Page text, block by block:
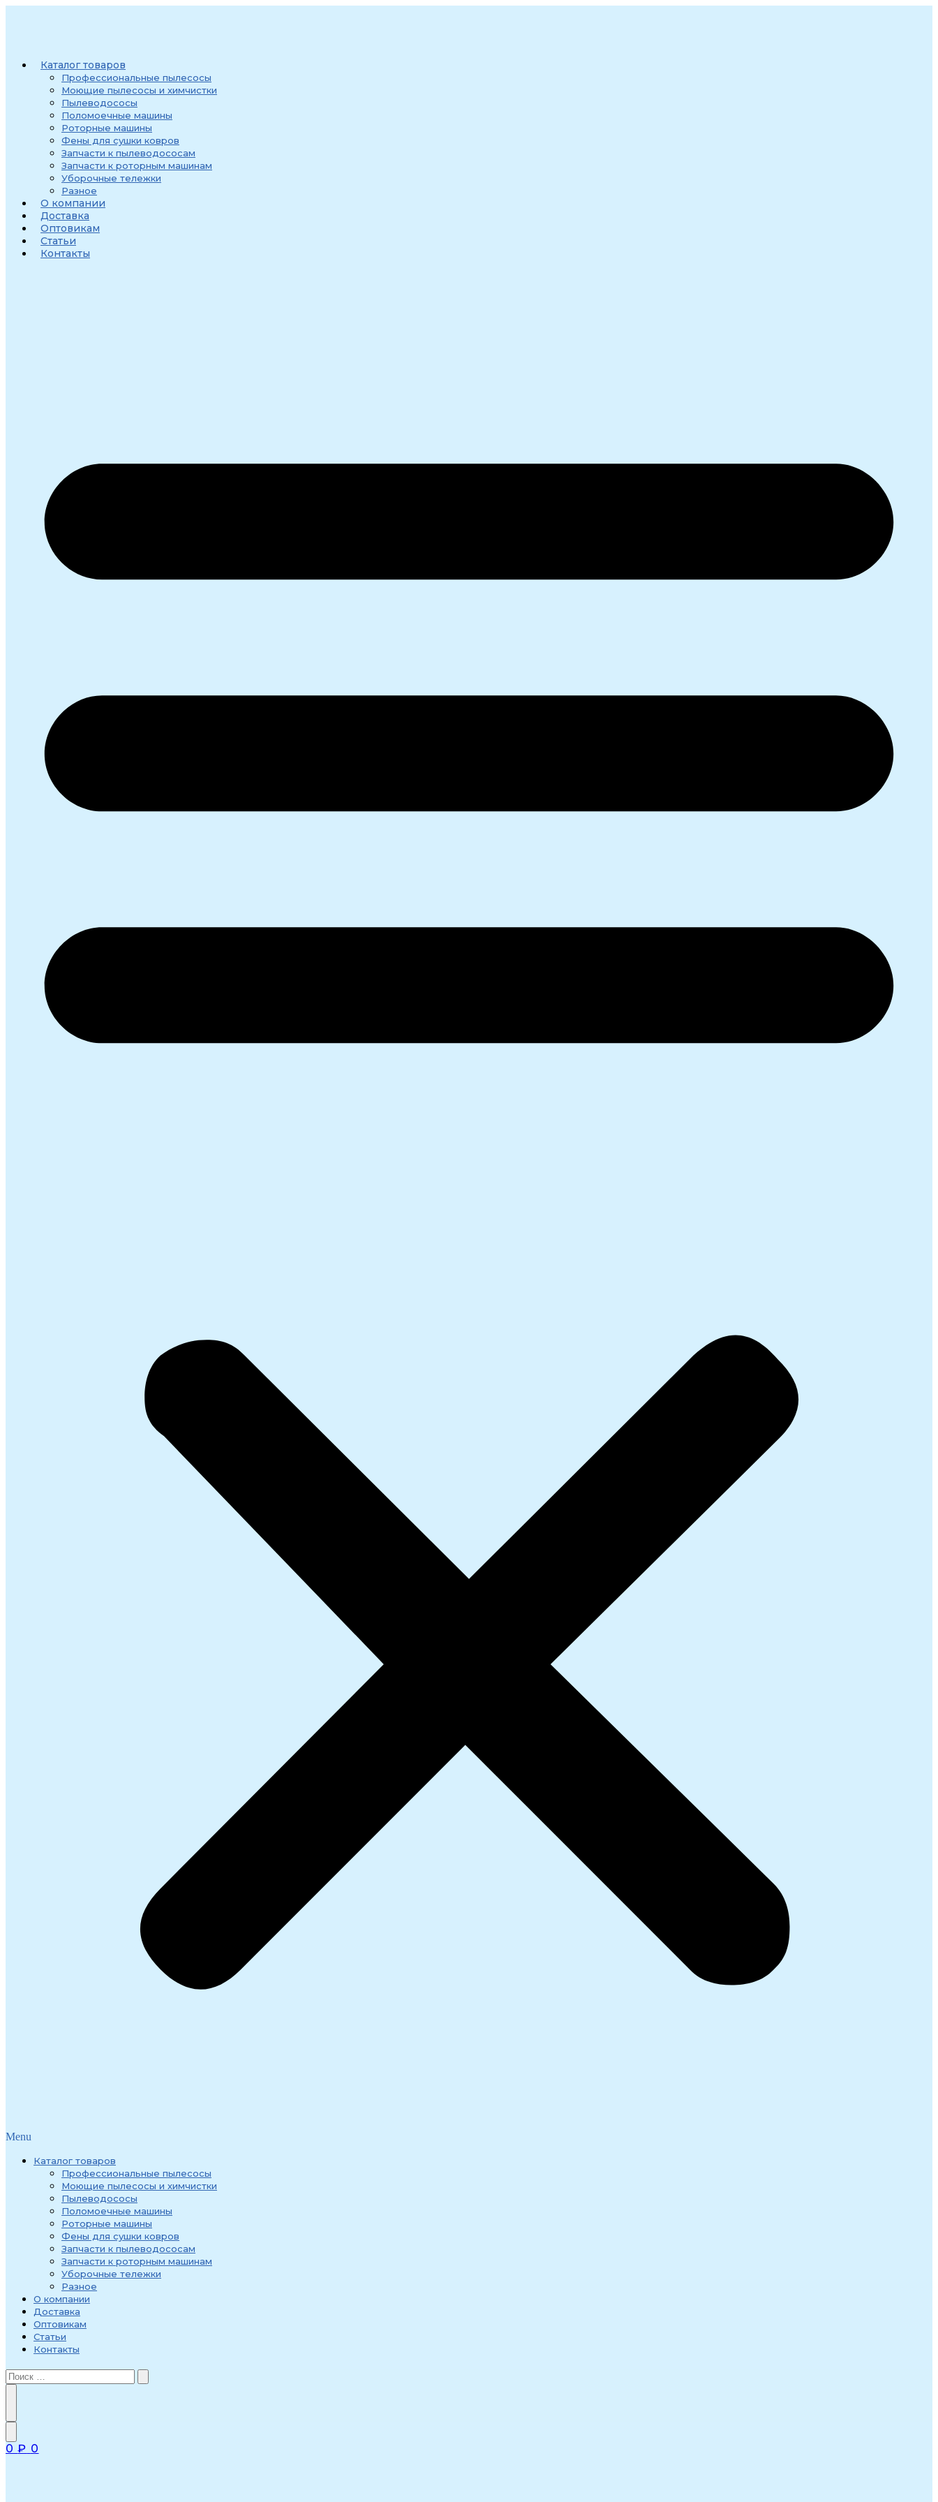
Каталог товаров
Профессиональные пылесосы
Моющие пылесосы и химчистки
Пылеводососы
Поломоечные машины
Роторные машины
Фены для сушки ковров
Запчасти к пылеводососам
Запчасти к роторным машинам
Уборочные тележки
Разное
О компании
Доставка
Оптовикам
Статьи
Контакты
Menu
Каталог товаров
Профессиональные пылесосы
Моющие пылесосы и химчистки
Пылеводососы
Поломоечные машины
Роторные машины
Фены для сушки ковров
Запчасти к пылеводососам
Запчасти к роторным машинам
Уборочные тележки
Разное
О компании
Доставка
Оптовикам
Статьи
Контакты
0₽ 0